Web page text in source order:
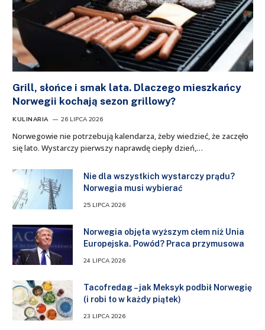
Grill, słońce i smak lata. Dlaczego mieszkańcy
Norwegii kochają sezon grillowy?
KULINARIA 26 LIPCA 2026
Norwegowie nie potrzebują kalendarza, żeby wiedzieć, że zaczęło
się lato. Wystarczy pierwszy naprawdę ciepły dzień,…
Nie dla wszystkich wystarczy prądu?
Norwegia musi wybierać
25 LIPCA 2026
Norwegia objęta wyższym cłem niż Unia
Europejska. Powód? Praca przymusowa
24 LIPCA 2026
Tacofredag – jak Meksyk podbił Norwegię
(i robi to w każdy piątek)
23 LIPCA 2026